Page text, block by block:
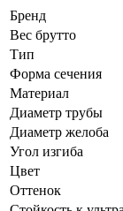
Бренд
Вес брутто
Тип
Форма сечения
Материал
Диаметр трубы
Диаметр желоба
Угол изгиба
Цвет
Оттенок